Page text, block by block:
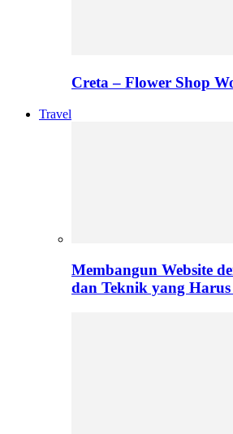
Creta – Flower Shop
Travel
Membangun Website
dan Teknik yang